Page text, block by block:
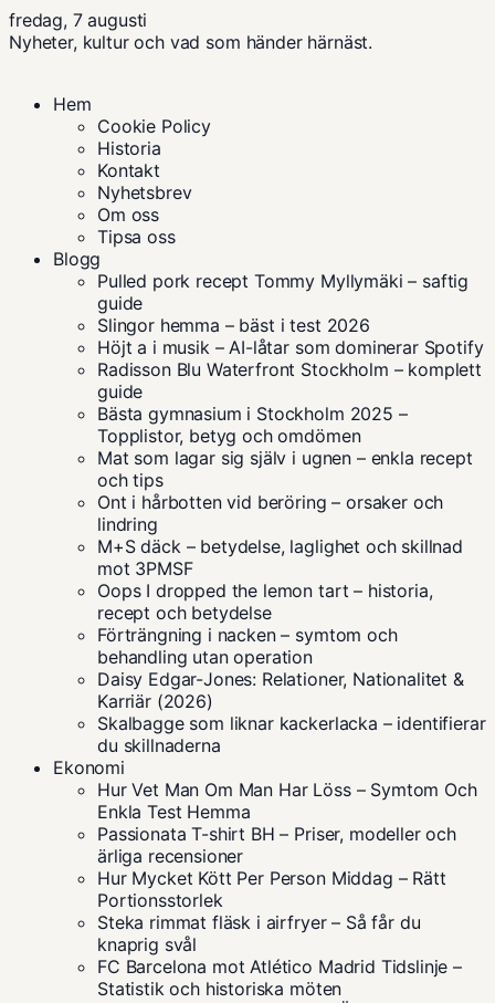
fredag, 7 augusti
Nyheter, kultur och vad som händer härnäst.
Hem
Cookie Policy
Historia
Kontakt
Nyhetsbrev
Om oss
Tipsa oss
Blogg
Pulled pork recept Tommy Myllymäki – saftig
guide
Slingor hemma – bäst i test 2026
Höjt a i musik – AI-låtar som dominerar Spotify
Radisson Blu Waterfront Stockholm – komplett
guide
Bästa gymnasium i Stockholm 2025 –
Topplistor, betyg och omdömen
Mat som lagar sig själv i ugnen – enkla recept
och tips
Ont i hårbotten vid beröring – orsaker och
lindring
M+S däck – betydelse, laglighet och skillnad
mot 3PMSF
Oops I dropped the lemon tart – historia,
recept och betydelse
Förträngning i nacken – symtom och
behandling utan operation
Daisy Edgar-Jones: Relationer, Nationalitet &
Karriär (2026)
Skalbagge som liknar kackerlacka – identifierar
du skillnaderna
Ekonomi
Hur Vet Man Om Man Har Löss – Symtom Och
Enkla Test Hemma
Passionata T-shirt BH – Priser, modeller och
ärliga recensioner
Hur Mycket Kött Per Person Middag – Rätt
Portionsstorlek
Steka rimmat fläsk i airfryer – Så får du
knaprig svål
FC Barcelona mot Atlético Madrid Tidslinje –
Statistik och historiska möten